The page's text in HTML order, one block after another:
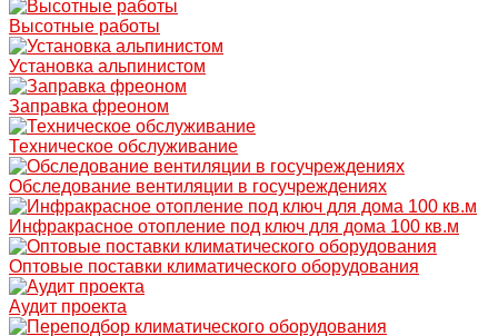
Высотные работы
Установка альпинистом
Заправка фреоном
Техническое обслуживание
Обследование вентиляции в госучреждениях
Инфракрасное отопление под ключ для дома 100 кв.м
Оптовые поставки климатического оборудования
Аудит проекта